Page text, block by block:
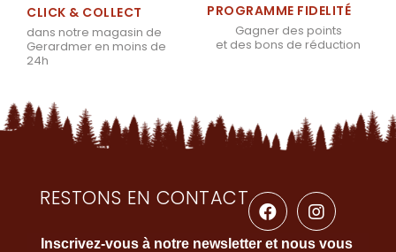
CLICK & COLLECT
dans notre magasin de
Gerardmer en moins de
24h
PROGRAMME FIDELITÉ
Gagner des points
et des bons de réduction
RESTONS EN CONTACT
Inscrivez-vous à notre newsletter et nous vous